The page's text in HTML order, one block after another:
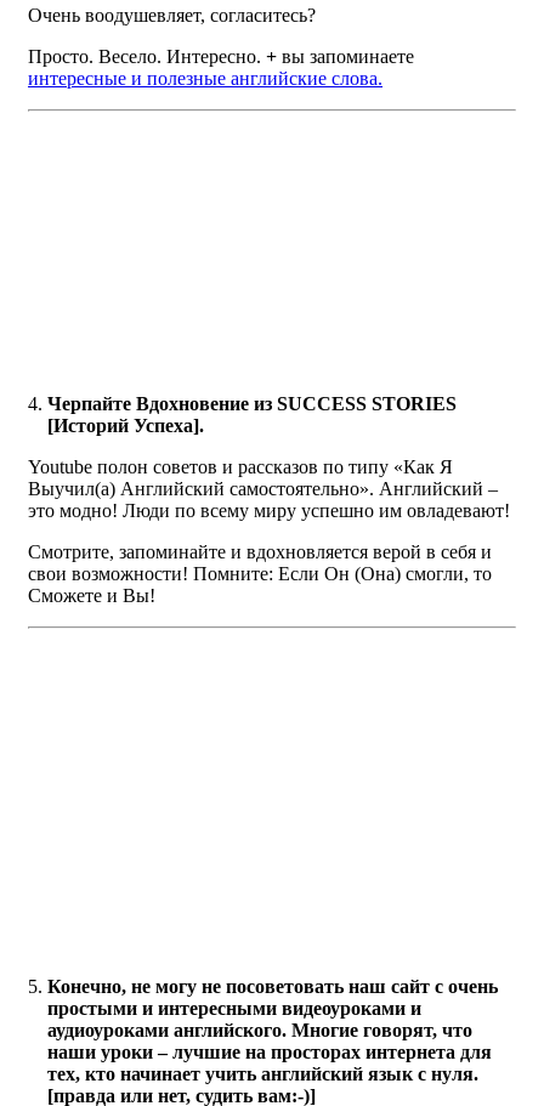
Очень воодушевляет, согласитесь?
Просто. Весело. Интересно. + вы запоминаете
интересные и полезные английские слова.
Черпайте Вдохновение из SUCCESS STORIES
[Историй Успеха].
Youtube полон советов и рассказов по типу «Как Я
Выучил(а) Английский самостоятельно». Английский –
это модно! Люди по всему миру успешно им овладевают!
Смотрите, запоминайте и вдохновляется верой в себя и
свои возможности! Помните: Если Он (Она) смогли, то
Сможете и Вы!
Конечно, не могу не посоветовать наш сайт с очень
простыми и интересными видеоуроками и
аудиоуроками английского. Многие говорят, что
наши уроки – лучшие на просторах интернета для
тех, кто начинает учить английский язык с нуля.
[правда или нет, судить вам:-)]